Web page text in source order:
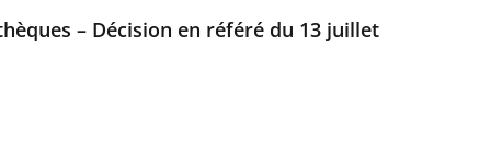
– Décision en référé du 13 juillet